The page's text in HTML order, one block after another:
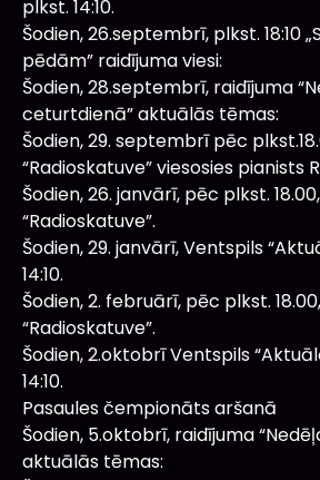
plkst. 14:10.
Šodien, 26.septembrī, plkst. 18:10
pēdām” raidījuma viesi:
Šodien, 28.septembrī, raidījuma
ceturtdienā” aktuālās tēmas:
Šodien, 29. septembrī pēc
“Radioskatuve” viesosies pianists
Šodien, 26. janvārī, pēc plkst.
“Radioskatuve”.
Šodien, 29. janvārī, Ventspils
14:10.
Šodien, 2. februārī, pēc plkst.
“Radioskatuve”.
Šodien, 2.oktobrī Ventspils
14:10.
Pasaules čempionāts aršanā
Šodien, 5.oktobrī, raidījuma
aktuālās tēmas: